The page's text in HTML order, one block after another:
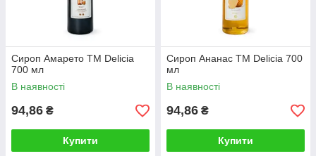
Сироп Амарето TM Delicia
700 мл
В наявності
94,86 ₴
Купити
Сироп Ананас TM Delicia 700
мл
В наявності
94,86 ₴
Купити